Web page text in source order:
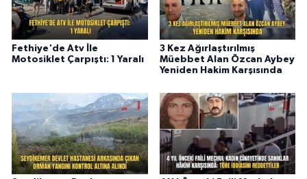
Fethiye'de Atv İle
Motosiklet Çarpıştı: 1 Yaralı
3 Kez Ağırlaştırılmış
Müebbet Alan Özcan Aybey
Yeniden Hakim Karşısında